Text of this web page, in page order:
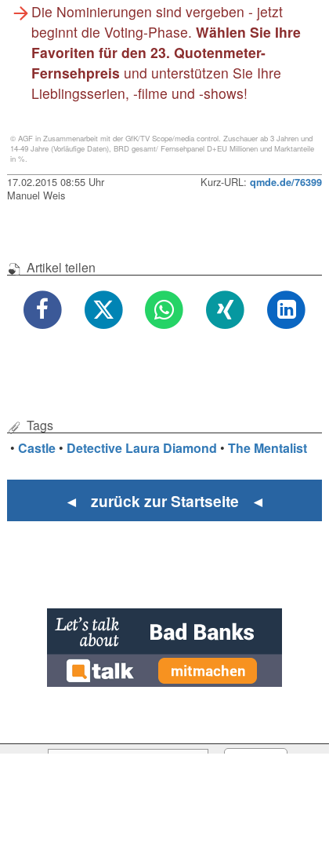
Die Nominierungen sind vergeben - jetzt
beginnt die Voting-Phase. Wählen Sie Ihre
Favoriten für den 23. Quotenmeter-
Fernsehpreis und unterstützen Sie Ihre
Lieblingsserien, -filme und -shows!
© AGF in Zusammenarbeit mit der GfK/TV Scope/media control. Zuschauer ab 3 Jahren und
14-49 Jahre (Vorläufige Daten), BRD gesamt/ Fernsehpanel D+EU Millionen und Marktanteile
in %.
17.02.2015 08:55 Uhr Kurz-URL: qmde.de/76399
Manuel Weis
Artikel teilen
Tags
•Castle • Detective Laura Diamond •The Mentalist
◄ zurück zur Startseite ◄